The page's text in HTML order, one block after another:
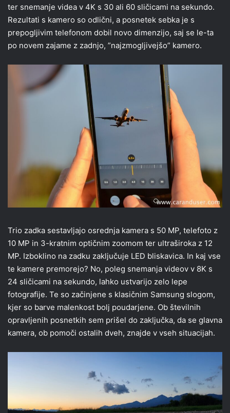
ter snemanje videa v 4K s 30 ali 60 sličicami na sekundo.
Rezultati s kamero so odlični, a posnetek sebka je s
prepogljivim telefonom dobil novo dimenzijo, saj se le-ta
po novem zajame z zadnjo, ”najzmogljivejšo” kamero.
Trio zadka sestavljajo osrednja kamera s 50 MP, telefoto z
10 MP in 3-kratnim optičnim zoomom ter ultraširoka z 12
MP. Izboklino na zadku zaključuje LED bliskavica. In kaj vse
te kamere premorejo? No, poleg snemanja videov v 8K s
24 sličicami na sekundo, lahko ustvarijo zelo lepe
fotografije. Te so začinjene s klasičnim Samsung slogom,
kjer so barve malenkost bolj poudarjene. Ob številnih
opravljenih posnetkih sem prišel do zaključka, da se glavna
kamera, ob pomoči ostalih dveh, znajde v vseh situacijah.